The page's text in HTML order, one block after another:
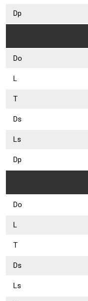
Dр
Dо
L
Т
Ds
Ls
Dр
Dо
L
Т
Ds
Ls